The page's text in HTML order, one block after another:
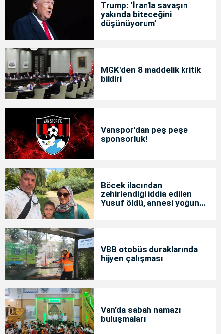
Trump: ‘İran'la savaşın
yakında biteceğini
düşünüyorum’
MGK'den 8 maddelik kritik
bildiri
Vanspor'dan peş peşe
sponsorluk!
Böcek ilacından
zehirlendiği iddia edilen
Yusuf öldü, annesi yoğun
VBB otobüs duraklarında
hijyen çalışması
Van’da sabah namazı
buluşmaları